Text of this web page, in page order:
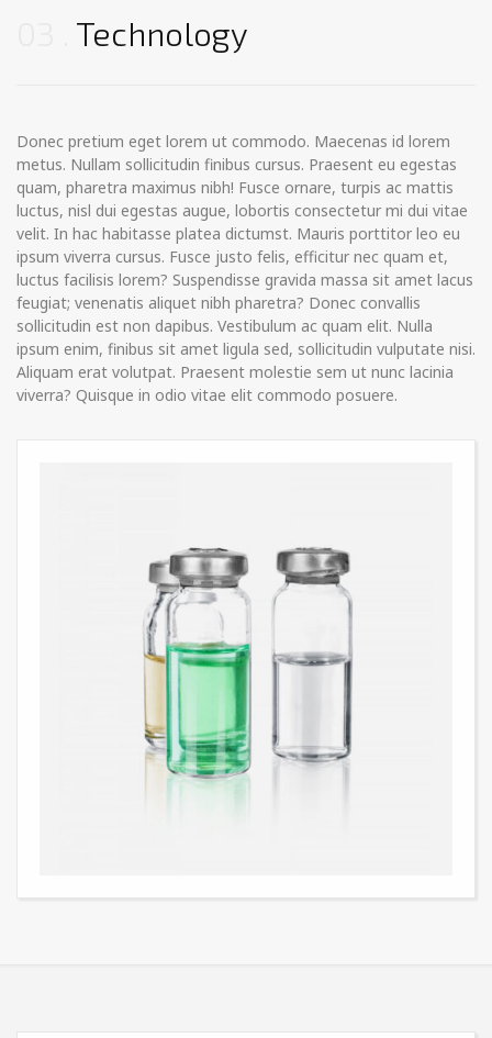
Technology
Donec pretium eget lorem ut commodo. Maecenas id lorem
metus. Nullam sollicitudin finibus cursus. Praesent eu egestas
quam, pharetra maximus nibh! Fusce ornare, turpis ac mattis
luctus, nisl dui egestas augue, lobortis consectetur mi dui vitae
velit. In hac habitasse platea dictumst. Mauris porttitor leo eu
ipsum viverra cursus. Fusce justo felis, efficitur nec quam et,
luctus facilisis lorem? Suspendisse gravida massa sit amet lacus
feugiat; venenatis aliquet nibh pharetra? Donec convallis
sollicitudin est non dapibus. Vestibulum ac quam elit. Nulla
ipsum enim, finibus sit amet ligula sed, sollicitudin vulputate nisi.
Aliquam erat volutpat. Praesent molestie sem ut nunc lacinia
viverra? Quisque in odio vitae elit commodo posuere.